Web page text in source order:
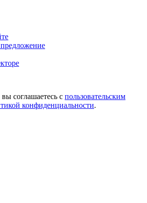
соглашаетесь с пользовательским
конфиденциальности.